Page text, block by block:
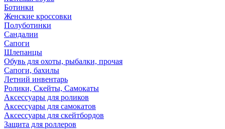
Ботинки
Женские кроссовки
Полуботинки
Сандалии
Сапоги
Шлепанцы
Обувь для охоты, рыбалки, прочая
Сапоги, бахилы
Летний инвентарь
Ролики, Скейты, Самокаты
Аксессуары для роликов
Аксессуары для самокатов
Аксессуары для скейтбордов
Защита для роллеров